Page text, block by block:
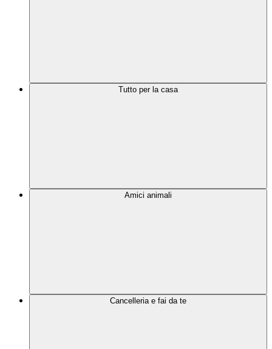
Tutto per la casa
Amici animali
Cancelleria e fai da te